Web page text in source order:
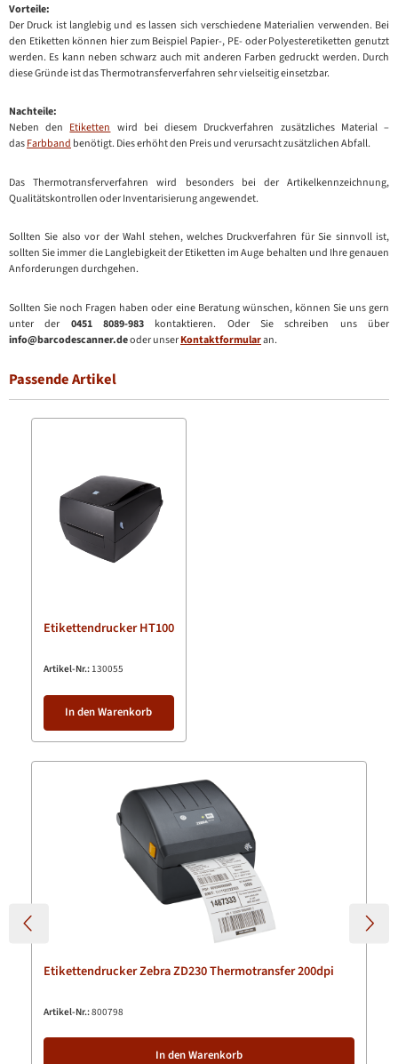
Vorteile:
Der Druck ist langlebig und es lassen sich verschiedene Materialien verwenden. Bei
den Etiketten können hier zum Beispiel Papier-, PE- oder Polyesteretiketten genutzt
werden. Es kann neben schwarz auch mit anderen Farben gedruckt werden. Durch
diese Gründe ist das Thermotransferverfahren sehr vielseitig einsetzbar.
Nachteile:
Neben den Etiketten wird bei diesem Druckverfahren zusätzliches Material –
dasFarbband benötigt. Dies erhöht den Preis und verursacht zusätzlichen Abfall.
Das Thermotransferverfahren wird besonders bei der Artikelkennzeichnung,
Qualitätskontrollen oder Inventarisierung angewendet.
Sollten Sie also vor der Wahl stehen, welches Druckverfahren für Sie sinnvoll ist,
sollten Sie immer die Langlebigkeit der Etiketten im Auge behalten und Ihre genauen
Anforderungen durchgehen.
Sollten Sie noch Fragen haben oder eine Beratung wünschen, können Sie uns gern
unter der 0451 8089-983 kontaktieren. Oder Sie schreiben uns über
info@barcodescanner.deoder unserKontaktformularan.
Passende Artikel
Produktgalerie überspringen
Etikettendrucker HT100
Artikel-Nr.: 130055
In den Warenkorb
Produktgalerie überspringen
Etikettendrucker Zebra ZD230 Thermotransfer 200dpi
Artikel-Nr.:800798
In den Warenkorb